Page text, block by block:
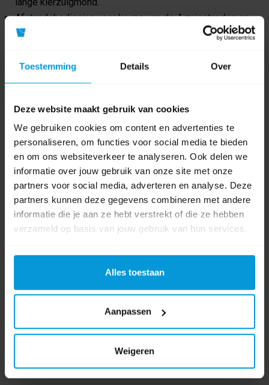
Toestemming Details Over
Deze website maakt gebruik van cookies
We gebruiken cookies om content en advertenties te
personaliseren, om functies voor social media te bieden
en om ons websiteverkeer te analyseren. Ook delen we
informatie over jouw gebruik van onze site met onze
partners voor social media, adverteren en analyse. Deze
partners kunnen deze gegevens combineren met andere
informatie die je aan ze hebt verstrekt of die ze hebben
verzameld op basis van jouw gebruik van hun services.
Alles toestaan
Aanpassen
Weigeren
Afstandsbediening voor keuze van de 4 zuigstanden en
met handige LED verlichting.
Ideaal voor het stofzuigen van ruimtes met vast interieur,
zoals vliegtuigen, bussen, theaters en bioscopen.
schoonmaker.
Product specificaties
Artikelnummer VC008GU201
GTIN barcode 0088381762120
233x150x375 mm (lxbxh)
Voltage 36 V
Bestanden